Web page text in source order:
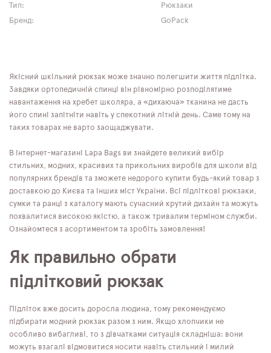
Тип:
Рюкзаки
Бренд:
GoPack
Якісний шкільний рюкзак може значно полегшити життя підлітка.
Завдяки ортопедичній спинці він рівномірно розподілятиме
навантаження на хребет школяра, а «дихаюча» тканина не дасть
його спині запітніти навіть у спекотний літній день. Саме тому на
таких товарах не варто заощаджувати.
В інтернет-магазині Lapa Bags ви знайдете великий вибір
стильних, модних, красивих та прикольних виробів для школи від
популярних брендів та зможете недорого купити будь-який товар з
доставкою до Києва та інших міст України. Всі підліткові рюкзаки,
сумки та ранці з каталогу мають сучасний крутий дизайн та можуть
похвалитися високою якістю, а також тривалим терміном служби.
Ознайомтеся з асортиментом та зробіть замовлення!
Як правильно обрати
підлітковий рюкзак
Підліток вже досить доросла людина, тому рекомендуємо
підбирати модний рюкзак разом з ним. Якщо хлопчики не
особливо вибагливі, то з дівчатками ситуація складніша: вони
можуть взагалі відмовитися носити навіть стильний і милий